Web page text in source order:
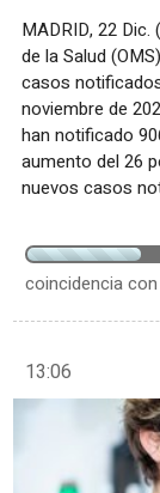
MADRID, 22 Dic.
de la Salud
casos
noviembre de
han notificado
aumento del 26
nuevos casos
coincidencia
13:06